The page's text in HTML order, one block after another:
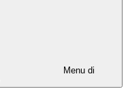
Menu di